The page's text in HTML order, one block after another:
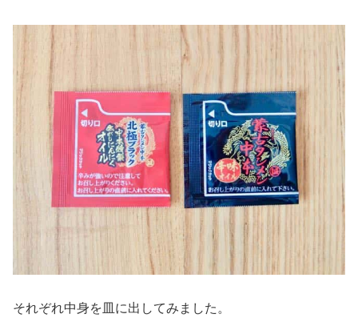
それぞれ中身を皿に出してみました。